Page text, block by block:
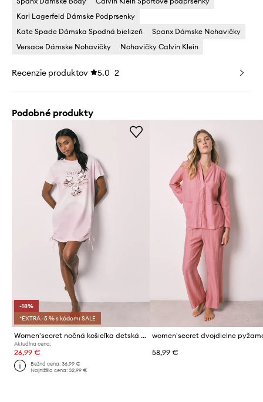
Karl Lagerfeld Dámske Podprsenky
Kate Spade Dámska Spodná bielizeň
Spanx Dámske Nohavičky
Versace Dámske Nohavičky
Nohavičky Calvin Klein
Recenzie produktov 5.0 2
Podobné produkty
-18%
*EXTRA -5 % s kódom: SALE
Women'secret nočná košieľka detská bavlnená
Aktuálna cena:
26,99 €
Bežná cena:36,99 €
Najnižšia cena:32,99 €
58,99 €